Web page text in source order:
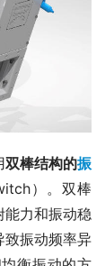
双棒结构的振
）。双棒
能力和振动稳
致振动频率异